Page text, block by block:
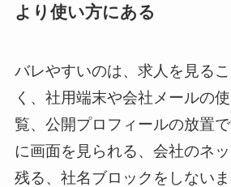
より使い方にある
バレやすいのは、求人を見る
く、社用端末や会社メールの
覧、公開プロフィールの放置
に画面を見られる、会社のネ
残る、社名ブロックをしない